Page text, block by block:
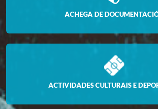
ACHEGA DE
ACTIVIDADES CULTURAIS E